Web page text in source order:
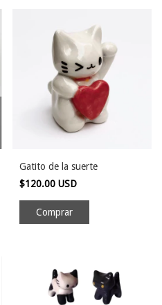
Gatito de la suerte
$120.00 USD